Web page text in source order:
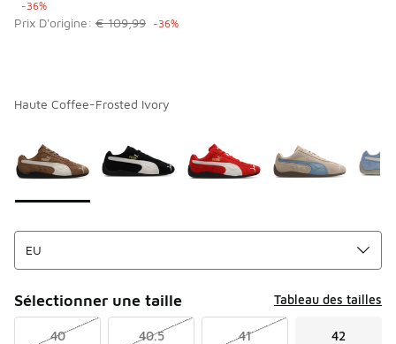
-36%
Prix D'origine: € 109,99 -36%
Haute Coffee-Frosted Ivory
Sélectionner une taille Tableau des tailles
40 40.5 41 42